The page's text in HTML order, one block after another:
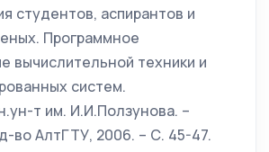
студентов, аспирантов и
Программное
вычислительной техники и
систем.
т им. И.И.Ползунова. –
во АлтГТУ, 2006. – С. 45-47.